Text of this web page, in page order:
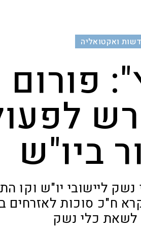
ואקטואליה
ביו"ש
נשק ליישובי יו"ש וקו
ח"כ סוכות לאזרחים
כלי נשק